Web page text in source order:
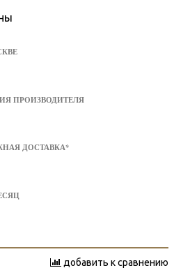
ПРОИЗВОДИТЕЛЯ
ДОСТАВКА*
добавить к сравнению